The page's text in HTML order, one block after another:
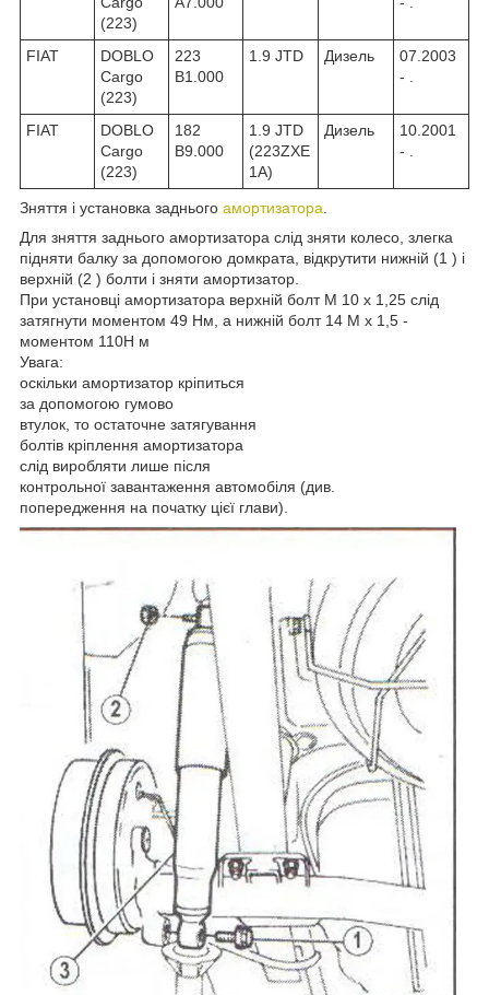
(223)
FIAT
DOBLO
Cargo
(223)
223
B1.000
1.9 JTD Дизель
07.2003
- .
FIAT
DOBLO
Cargo
(223)
182
B9.000
1.9 JTD
(223ZXE
1A)
Дизель
10.2001
- .
Зняття і установка заднього амортизатора
Для зняття заднього амортизатора слід зняти колесо, злегка
підняти балку за допомогою домкрата, відкрутити нижній (1 ) і
верхній (2 ) болти і зняти амортизатор.
При установці амортизатора верхній болт М 10 х 1,25 слід
затягнути моментом 49 Нм, а нижній болт 14 М х 1,5 -
моментом 110Н м
Увага:
оскільки амортизатор кріпиться
за допомогою гумово
втулок, то остаточне затягування
болтів кріплення амортизатора
слід виробляти лише після
контрольної завантаження автомобіля (див.
попередження на початку цієї глави).